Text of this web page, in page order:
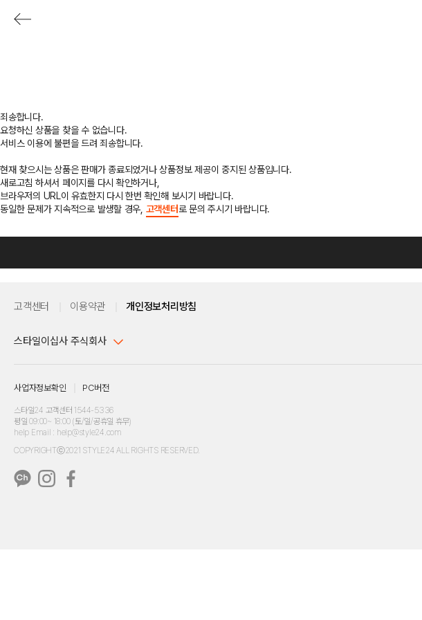
죄송합니다.
요청하신 상품을 찾을 수 없습니다.
서비스 이용에 불편을 드려 죄송합니다.
현재 찾으시는 상품은 판매가 종료되었거나 상품정보 제공이 중지된 상품입니다.
새로고침 하셔서 페이지를 다시 확인하거나,
브라우저의 URL이 유효한지 다시 한번 확인해 보시기 바랍니다.
동일한 문제가 지속적으로 발생할 경우, 고객센터로 문의 주시기 바랍니다.
고객센터 이용약관 개인정보처리방침
스타일이십사 주식회사
주소 : 서울시 강남구 논현로 633, 6층 (논현동, 한세엠케이빌딩)
사업자등록번호 : 116-81-32499
통신판매업신고번호 : 제 2024-서울강남-04239
개인정보보호책임자 : 배기영
고객센터 1544-5336(평일 09:00~ 18:00 토/일/공휴일 휴무)
사업자정보확인 PC버전
스타일24 고객센터 1544-5336
평일 09:00~ 18:00 (토/일/공휴일 휴무)
help Email : help@style24.com
COPYRIGHTⓒ2021 STYLE24 ALL RIGHTS RESERVED.